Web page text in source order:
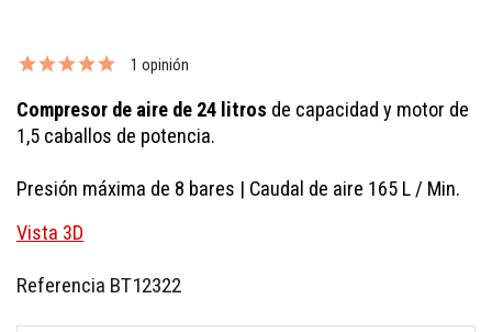
1 opinión
Compresor de aire de 24 litros de capacidad y motor de
1,5 caballos de potencia.
Presión máxima de 8 bares | Caudal de aire 165 L / Min.
Vista 3D
Referencia BT12322